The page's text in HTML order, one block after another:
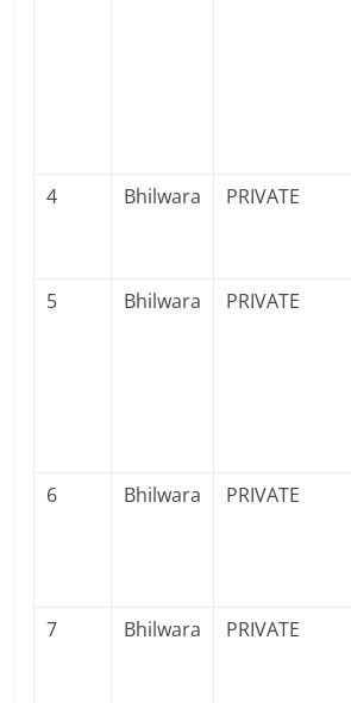
4 Bhilwara PRIVATE
5 Bhilwara PRIVATE
6
Bhilwara PRIVATE
7
Bhilwara PRIVATE